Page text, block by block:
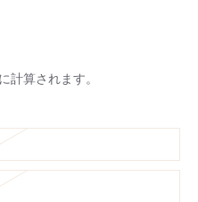
計算されます。